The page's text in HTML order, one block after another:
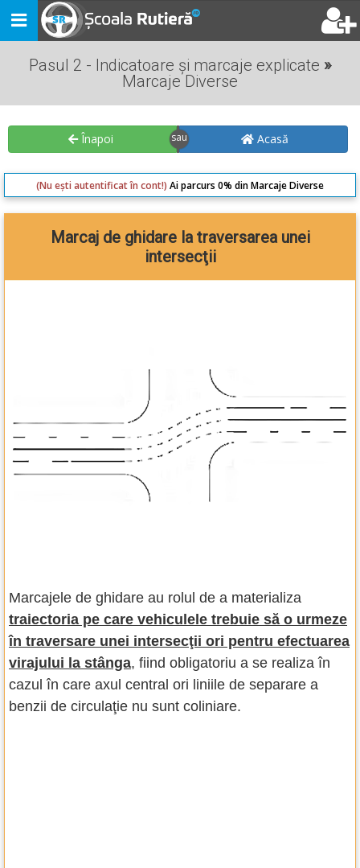
Toggle
navigation
Pasul 2 - Indicatoare și marcaje explicate »
Marcaje Diverse
Înapoi Acasă
(Nu ești autentificat în cont!) Ai parcurs 0% din Marcaje Diverse
Marcaj de ghidare la traversarea unei
intersecţii
Marcajele de ghidare au rolul de a materializa
traiectoria pe care vehiculele trebuie să o urmeze
în traversare unei intersecţii ori pentru efectuarea
virajului la stânga, fiind obligatoriu a se realiza în
cazul în care axul central ori liniile de separare a
benzii de circulaţie nu sunt coliniare.